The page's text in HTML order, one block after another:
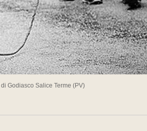
Godiasco Salice Terme (PV)